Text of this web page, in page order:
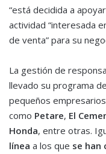
“está decidida a
actividad “interesada
de venta” para su
La gestión de
llevado su programa
pequeños
como Petare, El
Honda, entre otras.
línea a los que se han